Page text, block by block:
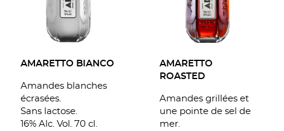
AMARETTO BIANCO
Amandes blanches
écrasées.
Sans lactose.
16% Alc. Vol. 70 cl.
AMARETTO
ROASTED
Amandes grillées et
une pointe de sel de
mer.